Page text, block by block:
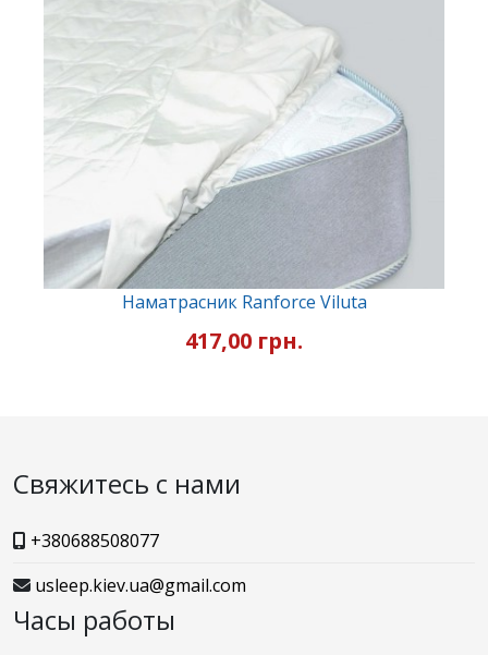
Наматрасник Ranforce Viluta
417,00 грн.
Свяжитесь с нами
+380688508077
usleep.kiev.ua@gmail.com
Часы работы